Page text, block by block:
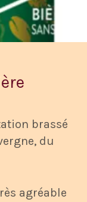
brassé
du
agréable